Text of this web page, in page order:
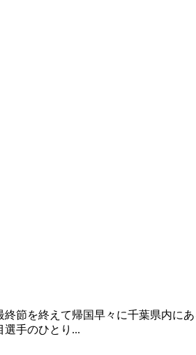
終節を終えて帰国早々に千葉県内に
選手のひとり...